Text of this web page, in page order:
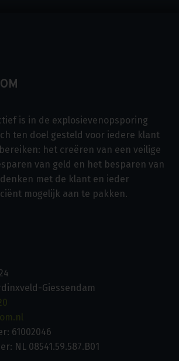
is in de explosievenopsporing
ten doel gesteld voor iedere klant
het creëren van een veilige
van geld en het besparen van
met de klant en ieder
mogelijk aan te pakken.
Giessendam
61002046
NL 08541.59.587.B01